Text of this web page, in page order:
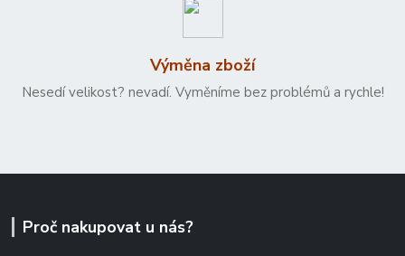
Výměna zboží
Nesedí velikost? nevadí. Vyměníme bez problémů a rychle!
Proč nakupovat u nás?